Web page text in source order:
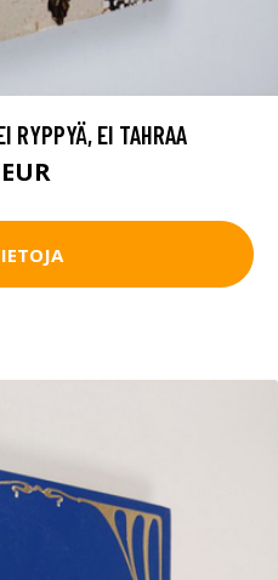
RYPPYÄ, EI TAHRAA